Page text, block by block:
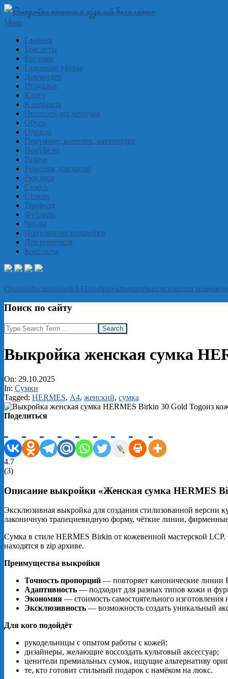
Skip
content
Выкройки
кожи
бесплатно
Skinpat
Primary
Menu
Menu
Главная
Браслеты
Брелоки
Головные уборы
Докхолдер
Игрушки
Клатч
Ключница
Несессер, косметичка
Обувь
Одежда
Портмоне, кошелек, картхолдер
Портфели
Разное
Ремешок для часов
Рюкзаки
Сумки
Стакан
Трифолд
Футляры
Чехлы
Популярные выкройки
Для новичков
Контакты
CreativeAwldieselpunk А4Тонибрелоквыкройкадля картдля новичков
Поиск по сайту
Search
Выкройка женская сумка
On: 29.10.2025
In: Сумки
Tagged: HERMES, А4, женский, сумка
Поделиться
4.7
(3)
Описание выкройки «Женская сумка HERMES
Эксклюзивная выкройка для создания стилизованной версии
лаконичную трапециевидную форму, чёткие линии,
Сумка в стиле HERMES Birkin от кожевенной мастерской
находятся в zip архиве.
Преимущества выкройки
Точность пропорций — повторяет канонические линии
Адаптивность — подходит для разных типов кожи и
Экономия — стоимость самостоятельного
Эксклюзивность — возможность создать уникальный
Для кого подойдёт
рукодельницы с опытом работы с кожей;
дизайнеры, желающие воссоздать культовый аксессуар;
ценители премиальных сумок, ищущие альтернативу
те, кто готовит стильный подарок с намёком на люкс.